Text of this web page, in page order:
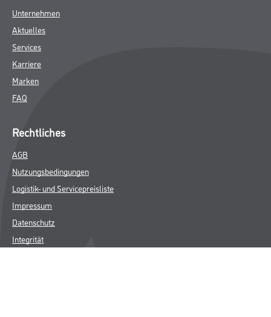
Unternehmen
Aktuelles
Services
Karriere
Marken
FAQ
Rechtliches
AGB
Nutzungsbedingungen
Logistik- und Servicepreisliste
Impressum
Datenschutz
Integrität